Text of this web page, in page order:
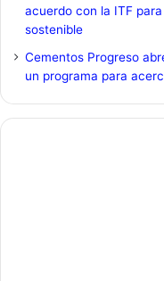
acuerdo con la ITF
sostenible
Cementos Progreso
un programa para